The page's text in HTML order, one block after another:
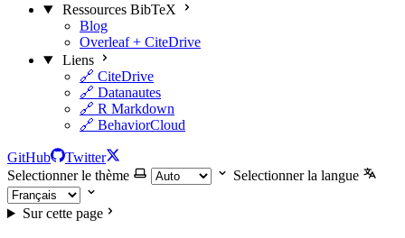
Ressources BibTeX
Blog
Overleaf + CiteDrive
Liens
🔗 CiteDrive
🔗 Datanautes
🔗 R Markdown
🔗 BehaviorCloud
GitHub
Twitter
Selectionner le thème
Selectionner la langue
Sur cette page